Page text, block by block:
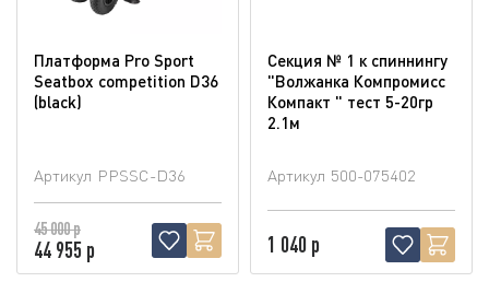
Платформа Pro Sport
Seatbox competition D36
(blaсk)
Артикул PPSSC-D36
45 000 р
44 955 р
Секция № 1 к спиннингу
"Волжанка Компромисс
Компакт " тест 5-20гр
2.1м
Артикул 500-075402
1 040 р